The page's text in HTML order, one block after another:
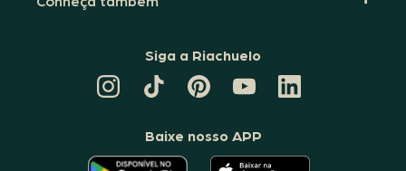
Siga a Riachuelo
TIKTOK
DA
PINTEREST
DA
CANAL
DA
RIACHUELO
LINKEDIN
DA
Baixe nosso APP
O O